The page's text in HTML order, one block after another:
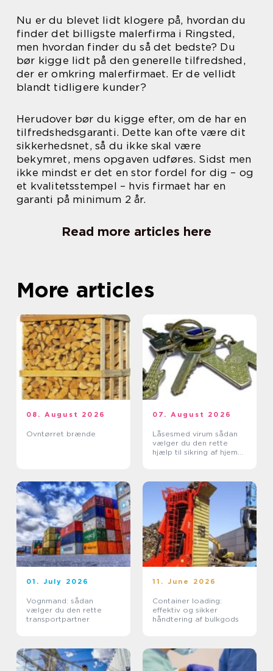
Nu er du blevet lidt klogere på, hvordan du
finder det billigste malerfirma i Ringsted,
men hvordan finder du så det bedste? Du
bør kigge lidt på den generelle tilfredshed,
der er omkring malerfirmaet. Er de vellidt
blandt tidligere kunder?
Herudover bør du kigge efter, om de har en
tilfredshedsgaranti. Dette kan ofte være dit
sikkerhedsnet, så du ikke skal være
bekymret, mens opgaven udføres. Sidst men
ikke mindst er det en stor fordel for dig – og
et kvalitetsstempel – hvis firmaet har en
garanti på minimum 2 år.
Read more articles here
More articles
08. August 2026
Ovntørret brænde
07. August 2026
Låsesmed virum sådan
vælger du den rette
hjælp til sikring af hjem
01. July 2026
Vognmand: sådan
vælger du den rette
transportpartner
11. June 2026
Container loading:
effektiv og sikker
håndtering af bulkgods